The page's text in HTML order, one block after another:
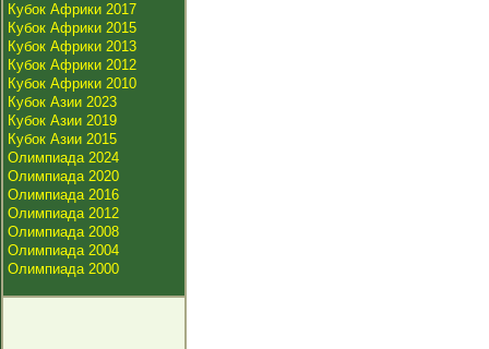
Кубок Африки 2017
Кубок Африки 2015
Кубок Африки 2013
Кубок Африки 2012
Кубок Африки 2010
Кубок Азии 2023
Кубок Азии 2019
Кубок Азии 2015
Олимпиада 2024
Олимпиада 2020
Олимпиада 2016
Олимпиада 2012
Олимпиада 2008
Олимпиада 2004
Олимпиада 2000